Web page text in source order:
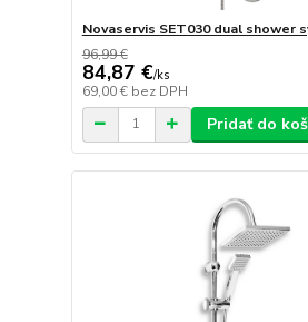
Novaservis SET030 dual shower
96,99 €
84,87 €/ks
69,00 € bez DPH
Pridať do